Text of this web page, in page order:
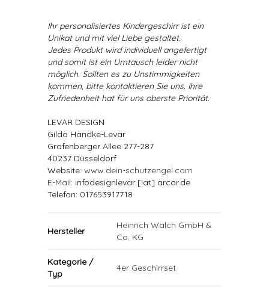
Ihr personalisiertes Kindergeschirr ist ein
Unikat und mit viel Liebe gestaltet.
Jedes Produkt wird individuell angefertigt
und somit ist ein Umtausch leider nicht
möglich. Sollten es zu Unstimmigkeiten
kommen, bitte kontaktieren Sie uns. Ihre
Zufriedenheit hat für uns oberste Priorität.
LEVAR DESIGN
Gilda Handke-Levar
Grafenberger Allee 277-287
40237 Düsseldorf
Website: www.dein-schutzengel.com
E-Mail: infodesignlevar [!at] arcor.de
Telefon: 017653917718
Hersteller
Heinrich Walch GmbH &
Co. KG
Kategorie /
Typ
4er Geschirrset